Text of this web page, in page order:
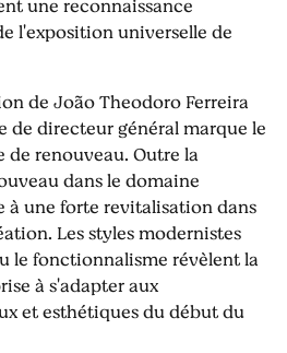
une reconnaissance
l'exposition universelle de
de João Theodoro Ferreira
de directeur général marque le
renouveau. Outre la
dans le domaine
à une forte revitalisation dans
Les styles modernistes
le fonctionnalisme révèlent la
à s'adapter aux
et esthétiques du début du